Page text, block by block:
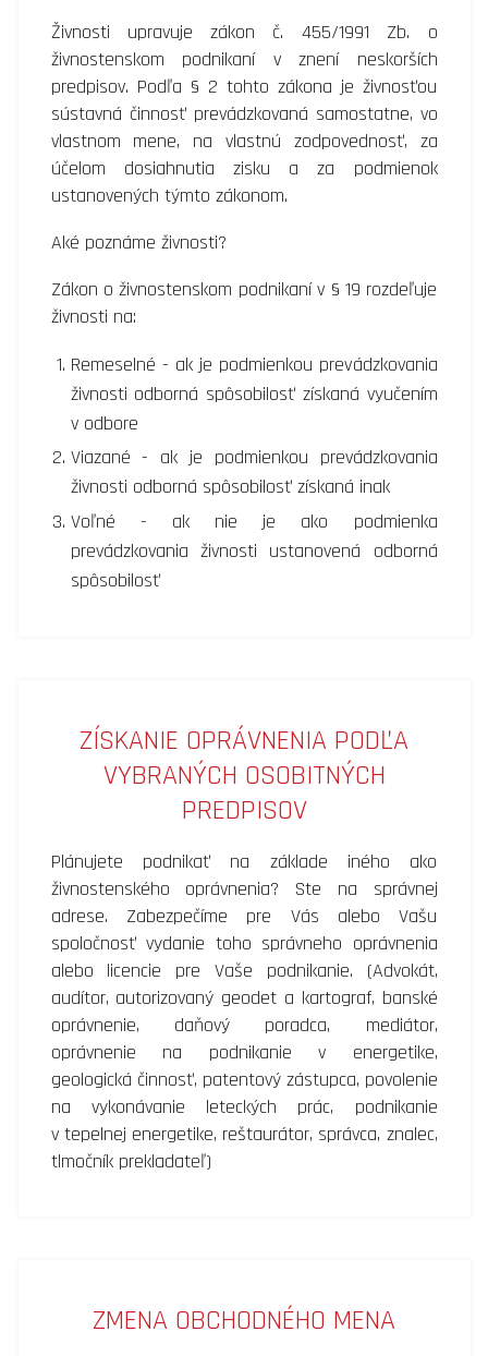
Živnosti upravuje zákon č. 455/1991 Zb. o
živnostenskom podnikaní v znení neskorších
predpisov. Podľa § 2 tohto zákona je živnosťou
sústavná činnosť prevádzkovaná samostatne, vo
vlastnom mene, na vlastnú zodpovednosť, za
účelom dosiahnutia zisku a za podmienok
ustanovených týmto zákonom.
Aké poznáme živnosti?
Zákon o živnostenskom podnikaní v § 19 rozdeľuje
živnosti na:
Remeselné - ak je podmienkou prevádzkovania
živnosti odborná spôsobilosť získaná vyučením
v odbore
Viazané - ak je podmienkou prevádzkovania
živnosti odborná spôsobilosť získaná inak
Voľné - ak nie je ako podmienka
prevádzkovania živnosti ustanovená odborná
spôsobilosť
ZÍSKANIE OPRÁVNENIA PODĽA
VYBRANÝCH OSOBITNÝCH
PREDPISOV
Plánujete podnikať na základe iného ako
živnostenského oprávnenia? Ste na správnej
adrese. Zabezpečíme pre Vás alebo Vašu
spoločnosť vydanie toho správneho oprávnenia
alebo licencie pre Vaše podnikanie. (Advokát,
audítor, autorizovaný geodet a kartograf, banské
oprávnenie, daňový poradca, mediátor,
oprávnenie na podnikanie v energetike,
geologická činnosť, patentový zástupca, povolenie
na vykonávanie leteckých prác, podnikanie
v tepelnej energetike, reštaurátor, správca, znalec,
tlmočník prekladateľ)
ZMENA OBCHODNÉHO MENA